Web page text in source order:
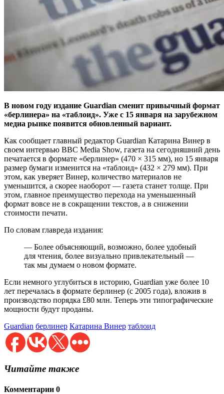
В новом году издание Guardian сменит привычный формат
«берлинера» на «таблоид». Уже с 15 января на зарубежном
медиа рынке появится обновленный вариант.
Как сообщает главный редактор Guardian Катарина Винер в
своем интервью BBC Media Show, газета на сегодняшний день
печатается в формате «берлинер» (470 × 315 мм), но 15 января
размер бумаги изменится на «таблоид» (432 × 279 мм). При
этом, как уверяет Винер, количество материалов не
уменьшится, а скорее наоборот — газета станет толще. При
этом, главное преимущество перехода на уменьшенный
формат вовсе не в сокращении текстов, а в снижении
стоимости печати.
По словам главреда издания:
— Более объясняющий, возможно, более удобный
для чтения, более визуально привлекательный —
так мы думаем о новом формате.
Если немного углубиться в историю, Guardian уже более 10
лет перечалась в формате берлинер (с 2005 года), вложив в
производство порядка £80 млн. Теперь эти типографические
мощности будут проданы.
Guardian берлинер Катарина Винер таблоид
Читайте также
Комментарии 0